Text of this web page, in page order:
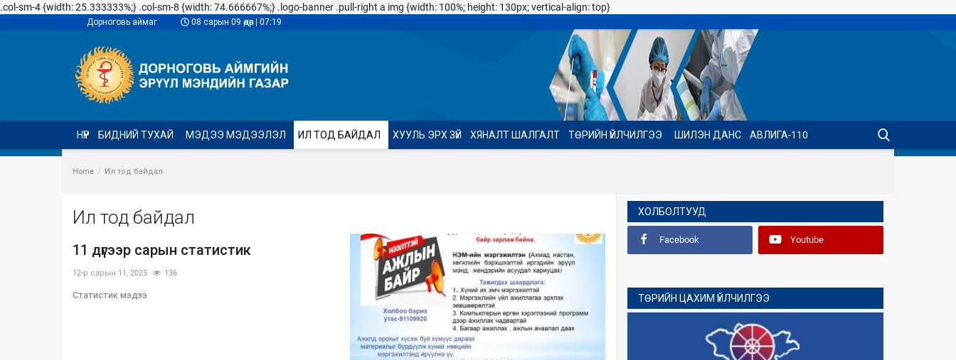
.col-sm-4 {width: 25.333333%;} .col-sm-8 {width: 74.666667%;} .logo-banner .pull-right a img {width: 100%; height: 130px; vertical-align: top}
Дорноговь аймаг 08 сарын 09 өдөр | 07:19
НҮҮР БИДНИЙ ТУХАЙ МЭДЭЭ МЭДЭЭЛЭЛ ИЛ ТОД БАЙДАЛ ХУУЛЬ ЭРХ ЗҮЙ ХЯНАЛТ ШАЛГАЛТ ТӨРИЙН ҮЙЛЧИЛГЭЭ ШИЛЭН ДАНС АВЛИГА-110
Home Ил тод байдал
Ил тод байдал
11 дүгээр сарын статистик
12-р сарын 11, 2025 136
Статистик мэдээ
ХОЛБОЛТУУД
Facebook Youtube
ТӨРИЙН ЦАХИМ ҮЙЛЧИЛГЭЭ